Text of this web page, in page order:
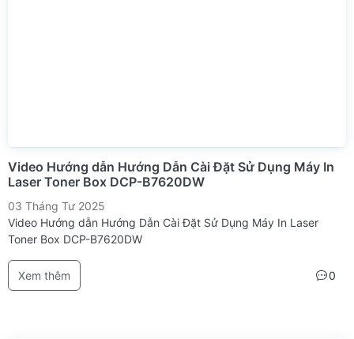
Video Hướng dẫn Hướng Dẫn Cài Đặt Sử Dụng Máy In
Laser Toner Box DCP-B7620DW
03 Tháng Tư 2025
Video Hướng dẫn Hướng Dẫn Cài Đặt Sử Dụng Máy In Laser
Toner Box DCP-B7620DW
Xem thêm 0